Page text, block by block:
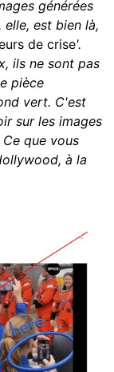
générées
est bien là,
de crise'.
ils ne sont pas
pièce
vert. C'est
sur les images
que vous
à la